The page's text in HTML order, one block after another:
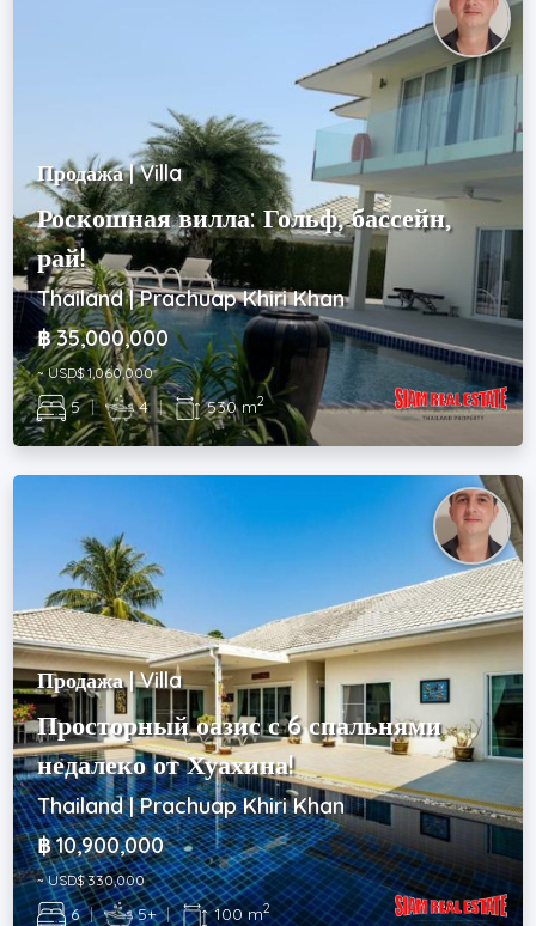
Продажа | Villa
Роскошная вилла: Гольф, бассейн,
рай!
Thailand | Prachuap Khiri Khan
฿ 35,000,000
~ USD$ 1,060,000
5 | 4 | 530 m2
Продажа | Villa
Просторный оазис с 6 спальнями
недалеко от Хуахина!
Thailand | Prachuap Khiri Khan
฿ 10,900,000
~ USD$ 330,000
6 | 5+ | 100 m2